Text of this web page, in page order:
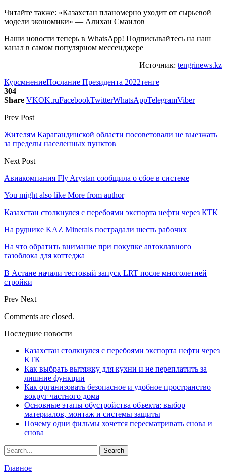
Читайте также: «Казахстан планомерно уходит от сырьевой
модели экономики» — Алихан Смаилов
Наши новости теперь в WhatsApp! Подписывайтесь на наш
канал в самом популярном мессенджере
Источник: tengrinews.kz
КурсмнениеПослание Президента 2022тенге
304
Share VKOK.ruFacebookTwitterWhatsAppTelegramViber
Prev Post
Жителям Карагандинской области посоветовали не выезжать
за пределы населенных пунктов
Next Post
Авиакомпания Fly Arystan сообщила о сбое в системе
You might also like More from author
Казахстан столкнулся с перебоями экспорта нефти через КТК
На руднике KAZ Minerals пострадали шесть рабочих
На что обратить внимание при покупке автоклавного
газоблока для коттеджа
В Астане начали тестовый запуск LRT после многолетней
стройки
Prev Next
Comments are closed.
Последние новости
Казахстан столкнулся с перебоями экспорта нефти через
КТК
Как выбрать вытяжку для кухни и не переплатить за
лишние функции
Как организовать безопасное и удобное пространство
вокруг частного дома
Основные этапы обустройства объекта: выбор
материалов, монтаж и системы защиты
Почему одни фильмы хочется пересматривать снова и
снова
Главное